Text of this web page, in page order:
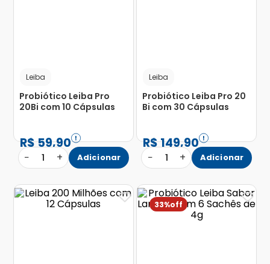
Leiba
Probiótico Leiba Pro
20Bi com 10 Cápsulas
R$59,90
− 1 + Adicionar
Leiba
Probiótico Leiba Pro 20
Bi com 30 Cápsulas
R$149,90
− 1 + Adicionar
33%